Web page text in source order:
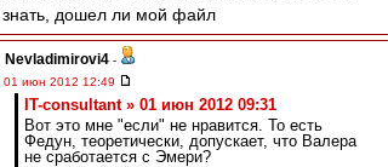
знать, дошел ли мой файл
Nevladimirovi4 -
01 июн 2012 12:49
IT-consultant » 01 июн 2012 09:31
Вот это мне "если" не нравится. То есть
Федун, теоретически, допускает, что Валера
не сработается с Эмери?